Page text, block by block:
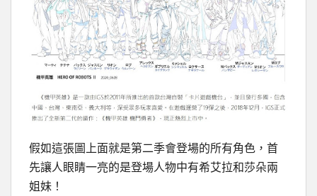
假如這張圖上面就是第二季會登場的所有角色，首
先讓人眼睛一亮的是登場人物中有希艾拉和莎朵兩
姐妹！